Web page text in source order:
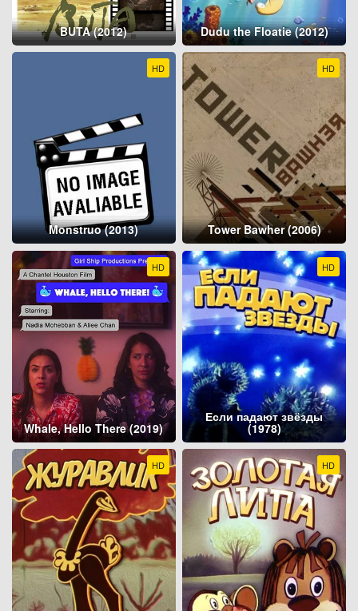
BUTA (2012) Dudu the Floatie (2012)
HD
Monstruo (2013)
HD
Tower Bawher (2006)
HD
Whale, Hello There (2019)
HD
Если падают звёзды
(1978)
HD HD